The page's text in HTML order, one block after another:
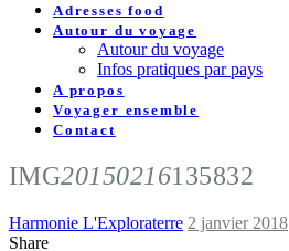
Adresses food
Autour du voyage
Autour du voyage
Infos pratiques par pays
A propos
Voyager ensemble
Contact
IMG20150216135832
Harmonie L'Exploraterre 2 janvier 2018
Share